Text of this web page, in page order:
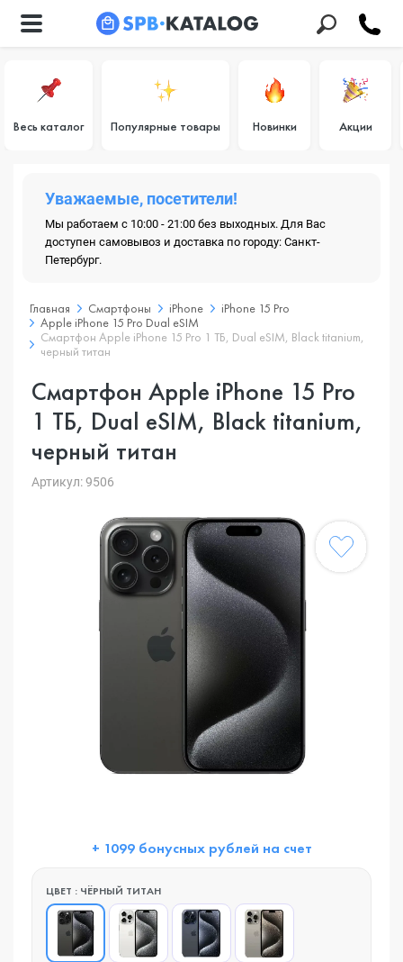
Весь каталог Популярные товары Новинки Акции
Уважаемые, посетители!
Мы работаем с 10:00 - 21:00 без выходных. Для Вас
доступен самовывоз и доставка по городу: Санкт-
Петербург.
Главная Смартфоны iPhone
iPhone 15 Pro
Apple iPhone 15 Pro Dual eSIM
Смартфон Apple iPhone 15 Pro 1 ТБ, Dual еSIM, Black titanium,
черный титан
Смартфон Apple iPhone 15 Pro
1 ТБ, Dual еSIM, Black titanium,
черный титан
Артикул: 9506
+ 1099 бонусных рублей на счет
ЦВЕТ : ЧЁРНЫЙ ТИТАН